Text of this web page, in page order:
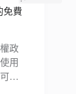
免費
政
用
可…